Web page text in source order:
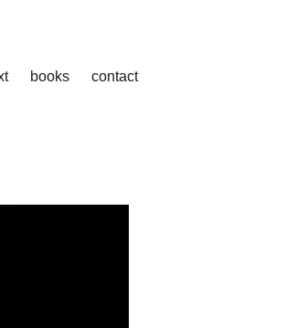
books contact